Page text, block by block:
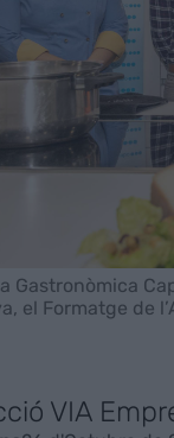
Gastronòmica
el Formatge de
VIA